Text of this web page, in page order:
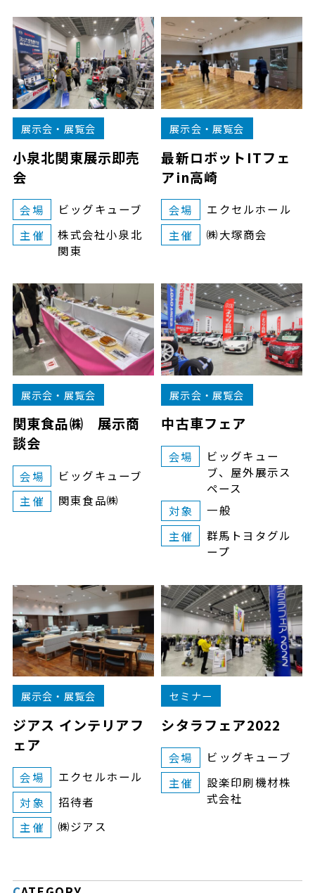
展示会・展覧会
小泉北関東展示即売
会
会場
ビッグキューブ
主催
株式会社小泉北
関東
展示会・展覧会
最新ロボットITフェ
アin高崎
会場
エクセルホール
主催
㈱大塚商会
展示会・展覧会
関東食品㈱ 展示商
談会
会場
ビッグキューブ
主催
関東食品㈱
展示会・展覧会
中古車フェア
会場
ビッグキュー
ブ、屋外展示ス
ペース
対象
一般
主催
群馬トヨタグル
ープ
展示会・展覧会
ジアス インテリアフ
ェア
会場
エクセルホール
対象
招待者
主催
㈱ジアス
セミナー
シタラフェア2022
会場
ビッグキューブ
主催
設楽印刷機材株
式会社